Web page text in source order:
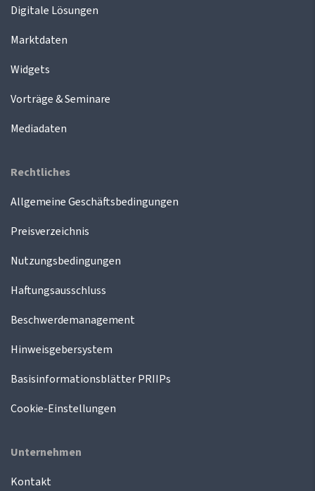
Digitale Lösungen
Marktdaten
Widgets
Vorträge & Seminare
Mediadaten
Rechtliches
Allgemeine Geschäftsbedingungen
Preisverzeichnis
Nutzungsbedingungen
Haftungsausschluss
Beschwerdemanagement
Hinweisgebersystem
Basisinformationsblätter PRIIPs
Cookie-Einstellungen
Unternehmen
Kontakt